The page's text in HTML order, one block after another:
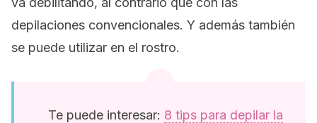
depilaciones convencionales. Y además también
se puede utilizar en el rostro.
Te puede interesar: 8 tips para depilar la